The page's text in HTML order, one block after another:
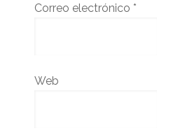
Correo electrónico *
Web